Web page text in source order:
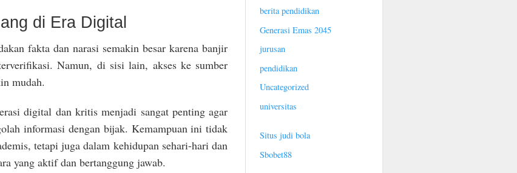
di Era Digital
fakta dan narasi semakin besar karena banjir
Namun, di sisi lain, akses ke sumber
mudah.
digital dan kritis menjadi sangat penting agar
informasi dengan bijak. Kemampuan ini tidak
tetapi juga dalam kehidupan sehari-hari dan
yang aktif dan bertanggung jawab.
berita pendidikan
Generasi Emas 2045
jurusan
pendidikan
Uncategorized
universitas
Situs judi bola
Sbobet88